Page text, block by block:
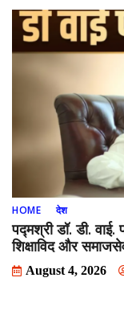
HOME देश
पद्मश्री डॉ. डी. वाई.
शिक्षाविद और
August 4, 2026